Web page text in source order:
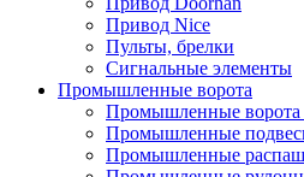
Привод Nice
Пульты, брелки
Сигнальные элементы
Промышленные ворота
Промышленные ворота
Промышленные
Промышленные